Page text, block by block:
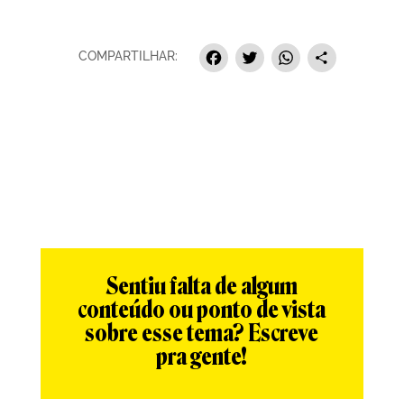
COMPARTILHAR: Facebook
Twitter
Sentiu falta de algum
conteúdo ou ponto de vista
sobre esse tema? Escreve
pra gente!